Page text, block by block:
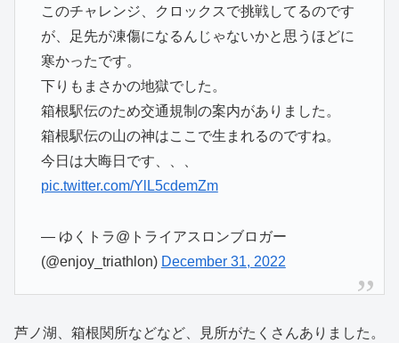
このチャレンジ、クロックスで挑戦してるのです
が、足先が凍傷になるんじゃないかと思うほどに
寒かったです。
下りもまさかの地獄でした。
箱根駅伝のため交通規制の案内がありました。
箱根駅伝の山の神はここで生まれるのですね。
今日は大晦日です、、、
pic.twitter.com/YlL5cdemZm
— ゆくトラ@トライアスロンブロガー
(@enjoy_triathlon) December 31, 2022
芦ノ湖、箱根関所などなど、見所がたくさんありました。